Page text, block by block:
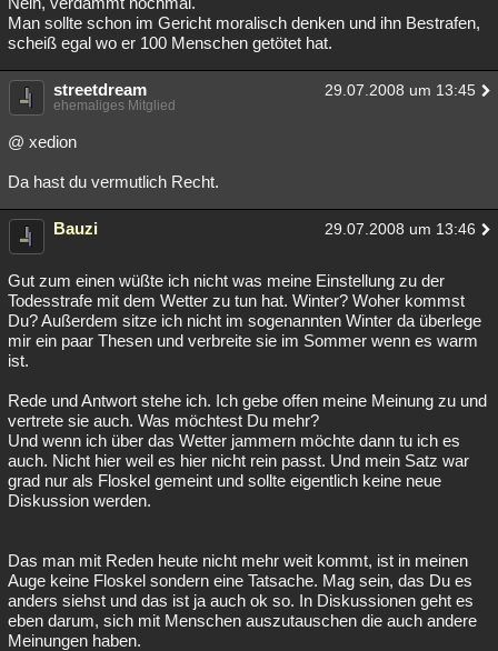
Man sollte schon im Gericht moralisch denken und ihn Bestrafen,
scheiß egal wo er 100 Menschen getötet hat.
streetdream 29.07.2008 um 13:45
ehemaliges Mitglied
@ xedion
Da hast du vermutlich Recht.
Bauzi 29.07.2008 um 13:46
Gut zum einen wüßte ich nicht was meine Einstellung zu der
Todesstrafe mit dem Wetter zu tun hat. Winter? Woher kommst
Du? Außerdem sitze ich nicht im sogenannten Winter da überlege
mir ein paar Thesen und verbreite sie im Sommer wenn es warm
ist.
Rede und Antwort stehe ich. Ich gebe offen meine Meinung zu und
vertrete sie auch. Was möchtest Du mehr?
Und wenn ich über das Wetter jammern möchte dann tu ich es
auch. Nicht hier weil es hier nicht rein passt. Und mein Satz war
grad nur als Floskel gemeint und sollte eigentlich keine neue
Diskussion werden.
Das man mit Reden heute nicht mehr weit kommt, ist in meinen
Auge keine Floskel sondern eine Tatsache. Mag sein, das Du es
anders siehst und das ist ja auch ok so. In Diskussionen geht es
eben darum, sich mit Menschen auszutauschen die auch andere
Meinungen haben.